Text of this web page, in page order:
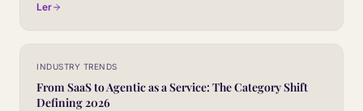
buyer's economics.
Ler
INDUSTRY TRENDS
From SaaS to Agentic as a Service: The Category Shift
Defining 2026